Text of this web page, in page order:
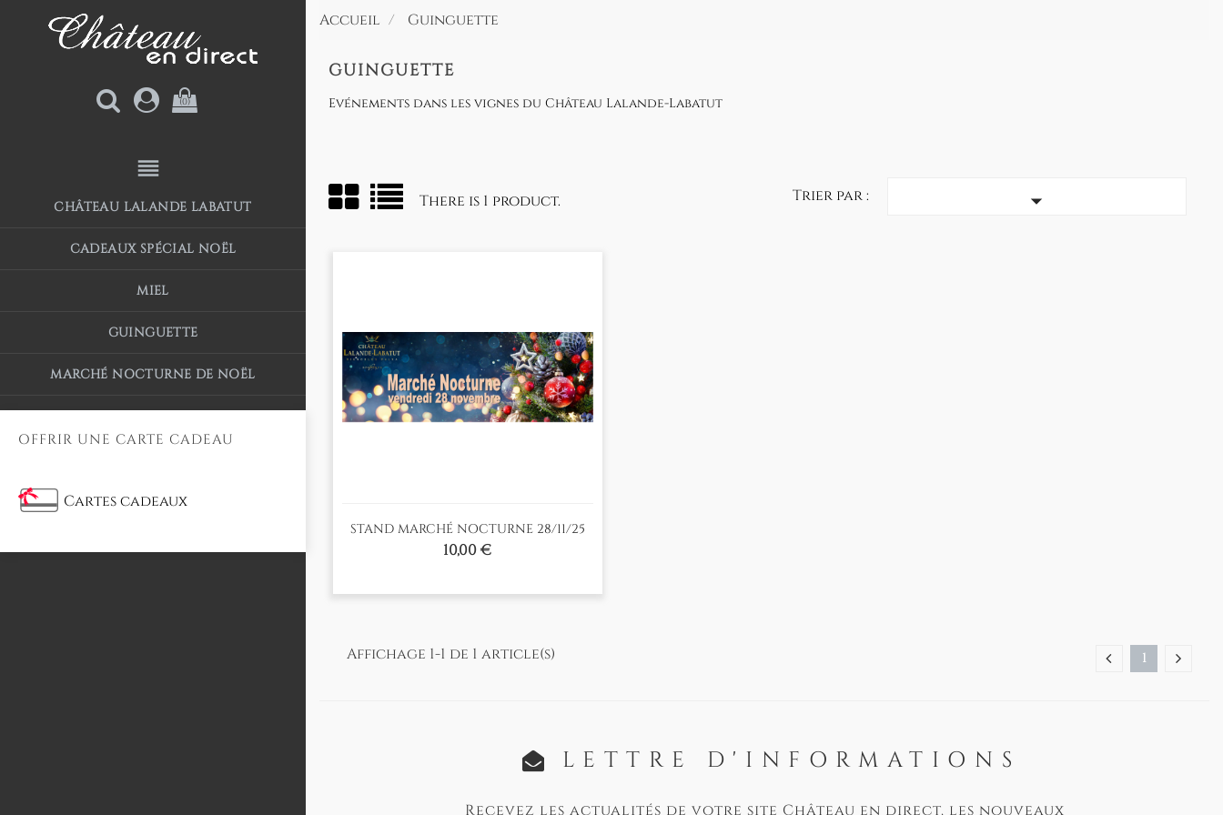
(0)
reorder
CHÂTEAU LALANDE LABATUT
CADEAUX SPÉCIAL NOËL
MIEL
GUINGUETTE
MARCHÉ NOCTURNE DE NOËL
OFFRIR UNE CARTE CADEAU
Cartes cadeaux
Accueil Guinguette
GUINGUETTE
Evénements dans les vignes du Château Lalande-Labatut
There is 1 product. Trier par : 
STAND MARCHÉ NOCTURNE 28/11/25
Prix
10,00 €
Affichage 1-1 de 1 article(s) 1
LETTRE D'INFORMATIONS
Recevez les actualités de votre site Château en direct, les nouveaux